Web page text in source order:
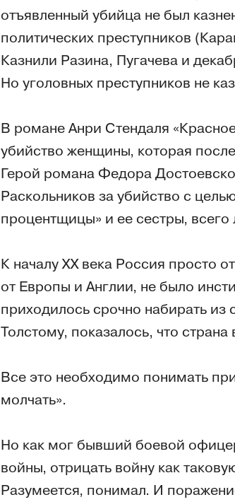
отъявленный убийца не был
политических преступников
Казнили Разина, Пугачева и
Но уголовных преступников не
В романе Анри Стендаля
убийство женщины, которая
Герой романа Федора
Раскольников за убийство с
процентщицы» и ее сестры, всего
К началу ХХ века Россия просто
от Европы и Англии, не было
приходилось срочно набирать
Толстому, показалось, что
Все это необходимо понимать
молчать».
Но как мог бывший боевой
войны, отрицать войну как
Разумеется, понимал. И